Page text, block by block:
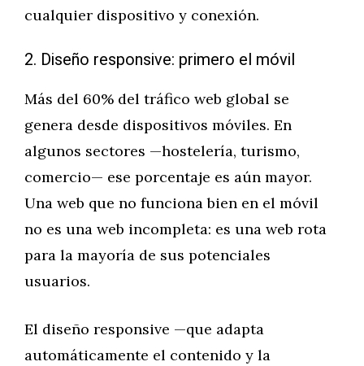
cualquier dispositivo y conexión.
2. Diseño responsive: primero el móvil
Más del 60% del tráfico web global se
genera desde dispositivos móviles. En
algunos sectores —hostelería, turismo,
comercio— ese porcentaje es aún mayor.
Una web que no funciona bien en el móvil
no es una web incompleta: es una web rota
para la mayoría de sus potenciales
usuarios.
El diseño responsive —que adapta
automáticamente el contenido y la